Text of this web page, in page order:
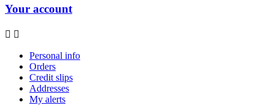
Your account
 
Personal info
Orders
Credit slips
Addresses
My alerts